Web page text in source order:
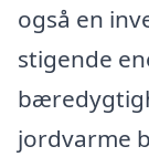
også en
stigende
jordvarme